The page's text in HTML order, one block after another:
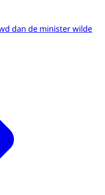
dan de minister wilde